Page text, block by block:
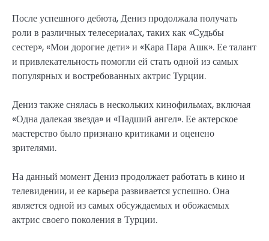
После успешного дебюта, Дениз продолжала получать
роли в различных телесериалах, таких как «Судьбы
сестер», «Мои дорогие дети» и «Кара Пара Ашк». Ее талант
и привлекательность помогли ей стать одной из самых
популярных и востребованных актрис Турции.
Дениз также снялась в нескольких кинофильмах, включая
«Одна далекая звезда» и «Падший ангел». Ее актерское
мастерство было признано критиками и оценено
зрителями.
На данный момент Дениз продолжает работать в кино и
телевидении, и ее карьера развивается успешно. Она
является одной из самых обсуждаемых и обожаемых
актрис своего поколения в Турции.